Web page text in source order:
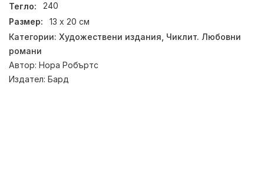
Тегло:
240
Размер:
13 х 20 см
Категории: Художествени издания Чиклит. Любовни
романи
Автор: Нора Робъртс
Издател: Бард